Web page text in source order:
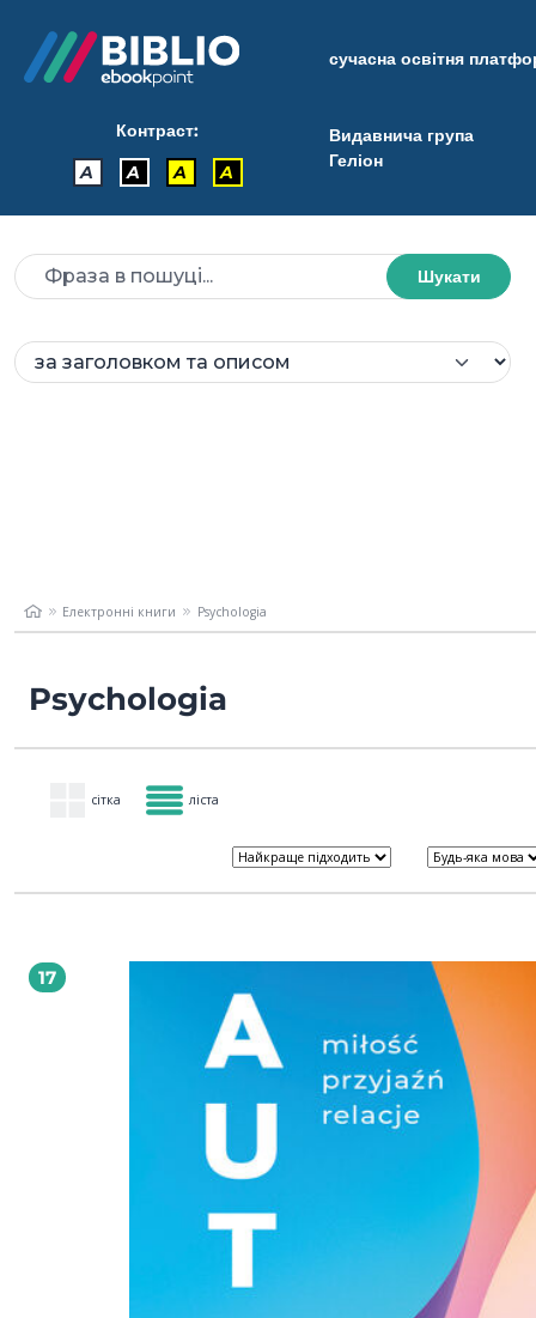
сучасна освітня
Контраст:
A
A A A
Видавнича група
Геліон
Шукати
Електронні книги Psychologia
Psychologia
сітка ліста
17